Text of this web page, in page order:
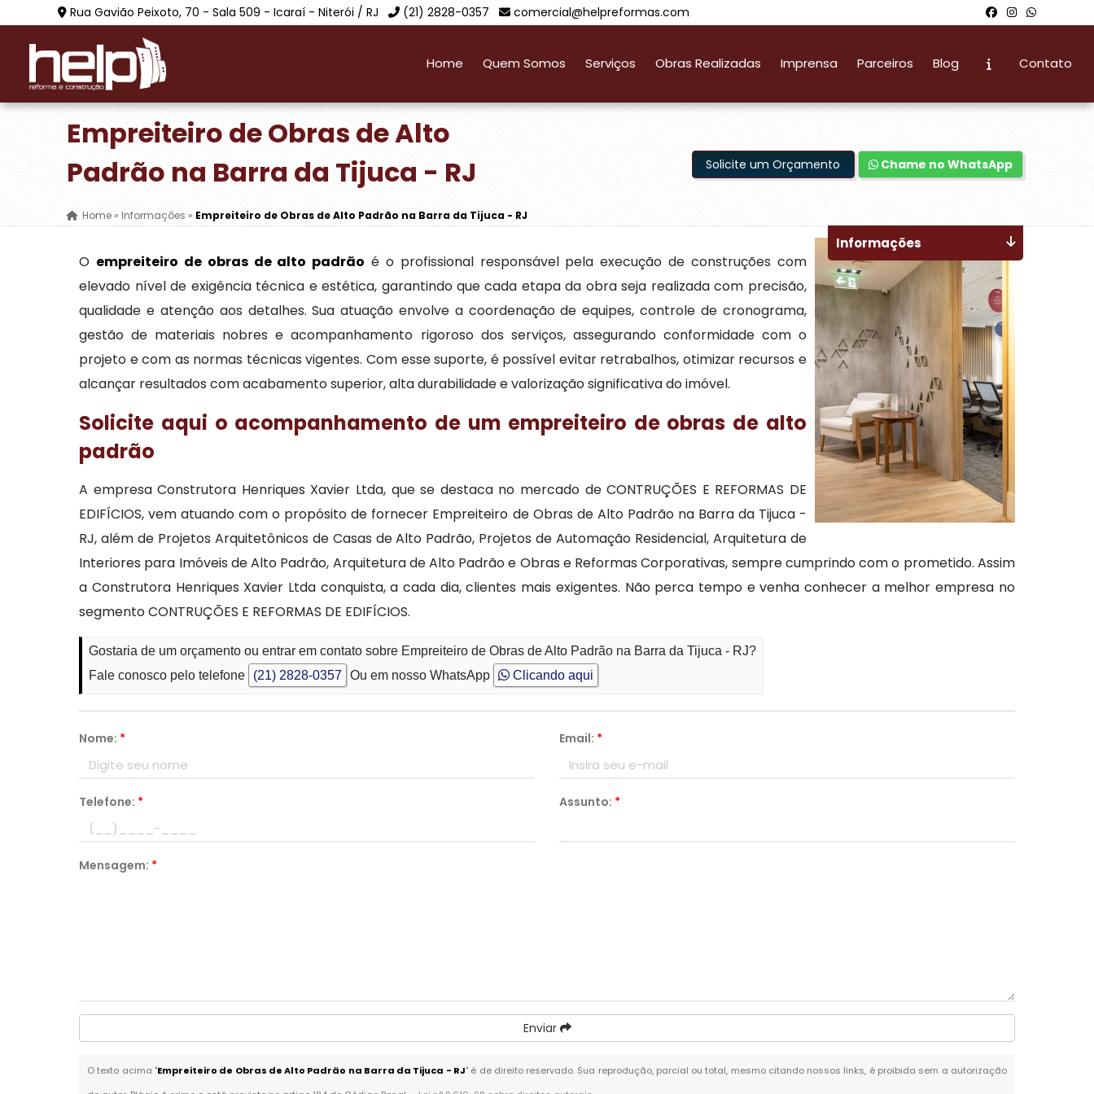
Rua Gavião Peixoto, 70 - Sala 509 - Icaraí - Niterói / RJ (21) 2828-0357 comercial@helpreformas.com
Home Quem Somos Serviços Obras Realizadas Imprensa Parceiros Blog Contato
Empreiteiro de Obras de Alto
Padrão na Barra da Tijuca - RJ
Home »Informações » Empreiteiro de Obras de Alto Padrão na Barra da Tijuca - RJ
Solicite um Orçamento Chame no WhatsApp
O empreiteiro de obras de alto padrão é o profissional responsável pela execução de construções com
elevado nível de exigência técnica e estética, garantindo que cada etapa da obra seja realizada com precisão,
qualidade e atenção aos detalhes. Sua atuação envolve a coordenação de equipes, controle de cronograma,
gestão de materiais nobres e acompanhamento rigoroso dos serviços, assegurando conformidade com o
projeto e com as normas técnicas vigentes. Com esse suporte, é possível evitar retrabalhos, otimizar recursos e
alcançar resultados com acabamento superior, alta durabilidade e valorização significativa do imóvel.
Solicite aqui o acompanhamento de um empreiteiro de obras de alto
padrão
A empresa Construtora Henriques Xavier Ltda, que se destaca no mercado de CONTRUÇÕES E REFORMAS DE
EDIFÍCIOS, vem atuando com o propósito de fornecer Empreiteiro de Obras de Alto Padrão na Barra da Tijuca -
RJ, além de Projetos Arquitetônicos de Casas de Alto Padrão, Projetos de Automação Residencial, Arquitetura de
Interiores para Imóveis de Alto Padrão, Arquitetura de Alto Padrão e Obras e Reformas Corporativas, sempre cumprindo com o prometido. Assim
a Construtora Henriques Xavier Ltda conquista, a cada dia, clientes mais exigentes. Não perca tempo e venha conhecer a melhor empresa no
segmento CONTRUÇÕES E REFORMAS DE EDIFÍCIOS.
Gostaria de um orçamento ou entrar em contato sobre Empreiteiro de Obras de Alto Padrão na Barra da Tijuca - RJ?
Fale conosco pelo telefone
(21) 2828-0357 Ou em nosso WhatsApp Clicando aqui
Nome: * Email: *
Telefone: * Assunto: *
Mensagem: *
Enviar
O texto acima "Empreiteiro de Obras de Alto Padrão na Barra da Tijuca - RJ" é de direito reservado. Sua reprodução, parcial ou total, mesmo citando nossos links, é proibida sem a autorização
Informações